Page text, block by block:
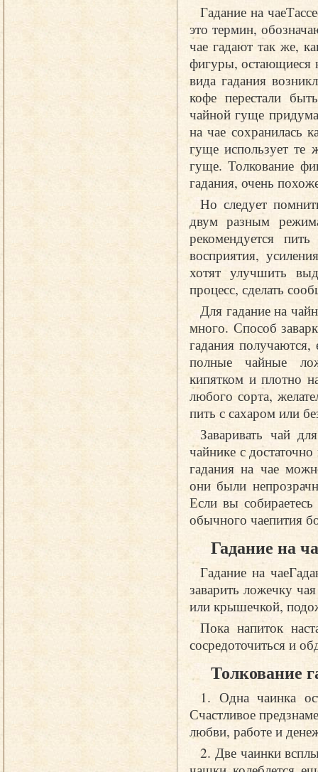
Гадание на
это термин,
чае гадают так же,
фигуры, остающиеся
вида гадания
кофе перестали
чайной гуще
на чае сохранилась
гуще использует те
гуще. Толкование
гадания, очень
Но следует
двум разным
рекомендуется
восприятия,
хотят улучшить
процесс, сделать
Для гадание на
много. Способ
гадания
полные чайные
кипятком и плотно
любого сорта,
пить с сахаром или
Заваривать чай
чайнике с
гадания на чае
они были
Если вы
обычного чаепития
Гадание на
Гадание на
заварить ложечку
или крышечкой,
Пока напиток
сосредоточиться и
Толкование
1. Одна чаинка
Счастливое
любви, работе и
2. Две чаинки